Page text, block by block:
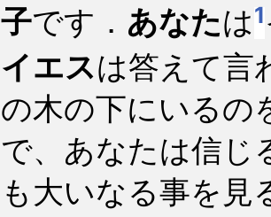
子です． あなたは1
イエスは答えて言
の木の下にいるの
で、あなたは信
も大いなる事を見